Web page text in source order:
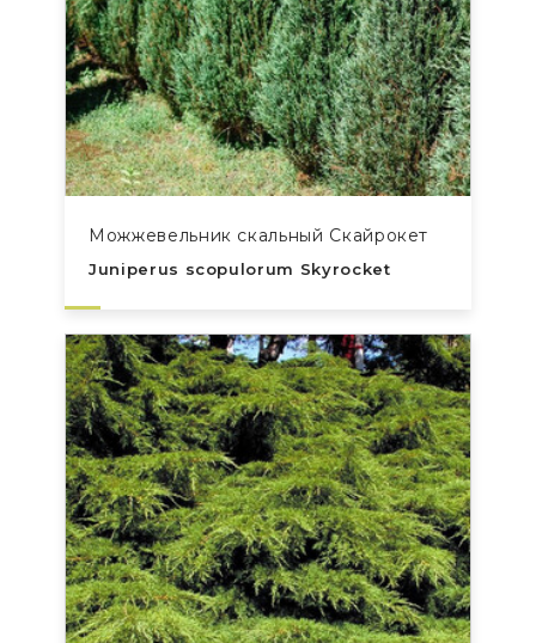
Можжевельник скальный Скайрокет
Juniperus scopulorum Skyrocket